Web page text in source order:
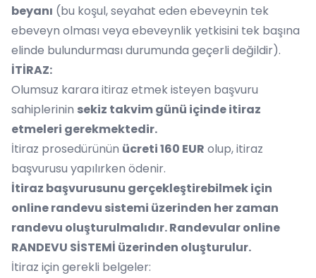
beyanı (bu koşul, seyahat eden ebeveynin tek
ebeveyn olması veya ebeveynlik yetkisini tek başına
elinde bulundurması durumunda geçerli değildir).
İTİRAZ:
Olumsuz karara itiraz etmek isteyen başvuru
sahiplerinin sekiz takvim günü içinde itiraz
etmeleri gerekmektedir.
İtiraz prosedürünün ücreti 160 EUR olup, itiraz
başvurusu yapılırken ödenir.
İtiraz başvurusunu gerçekleştirebilmek için
online randevu sistemi üzerinden her zaman
randevu oluşturulmalıdır. Randevular online
RANDEVU SİSTEMİ üzerinden oluşturulur.
İtiraz için gerekli belgeler: